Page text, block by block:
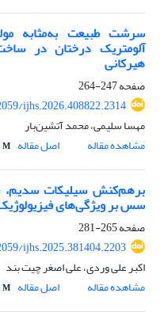
سرشت طبیعت به‌مثابه
آلومتریک درختان در
هیرکانی
صفحه247-264
ijhs.2026.408822.2314
مهسا سلیمی، محمد آتشین‌بار
مشاهده مقاله
اصل مقاله M
برهم‌کنش سیلیکات سدیم،
سس بر ویژگی‌های
صفحه265-281
ijhs.2025.381404.2203
اکبر علی وردی، علی اصغر چیت بند
مشاهده مقاله
اصل مقاله M